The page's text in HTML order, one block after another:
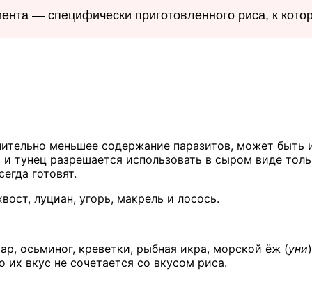
— специфически приготовленного риса, к
меньшее содержание паразитов, может
тунец разрешается использовать в сыром виде
готовят.
луциан, угорь, макрель и лосось.
осьминог, креветки, рыбная икра, морской ёж (уни
вкус не сочетается со вкусом риса.